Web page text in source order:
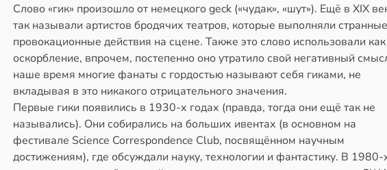
Слово «гик» произошло от немецкого geck («чудак», «шут»). Ещё в XIX
так называли артистов бродячих театров, которые выполняли
провокационные действия на сцене. Также это слово использовали как
оскорбление, впрочем, постепенно оно утратило свой негативный
наше время многие фанаты с гордостью называют себя гиками, не
вкладывая в это никакого отрицательного значения.
Первые гики появились в 1930-х годах (правда, тогда они ещё так не
назывались). Они собирались на больших ивентах (в основном на
фестивале Science Correspondence Club, посвящённом научным
достижениям), где обсуждали науку, технологии и фантастику. В 1980-